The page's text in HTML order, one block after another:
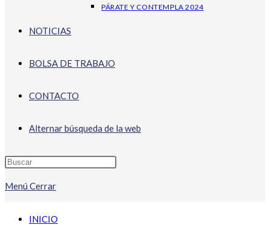
PÁRATE Y CONTEMPLA 2024
NOTICIAS
BOLSA DE TRABAJO
CONTACTO
Alternar búsqueda de la web
Menú Cerrar
INICIO